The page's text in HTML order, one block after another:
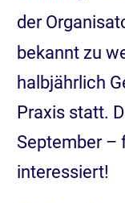
der
bekannt zu
halbjährlich
Praxis statt.
September –
interessiert!